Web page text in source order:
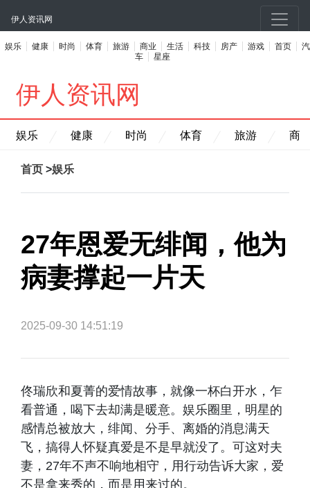
伊人资讯网
娱乐 健康 时尚 体育 旅游 商业 生活 科技 房产 游戏 首页
汽
车
星座
伊人资讯网
娱乐 健康 时尚 体育 旅游 商
首页 >娱乐
27年恩爱无绯闻，他为
病妻撑起一片天
2025-09-30 14:51:19
佟瑞欣和夏菁的爱情故事，就像一杯白开水，乍
看普通，喝下去却满是暖意。娱乐圈里，明星的
感情总被放大，绯闻、分手、离婚的消息满天
飞，搞得人怀疑真爱是不是早就没了。可这对夫
妻，27年不声不响地相守，用行动告诉大家，爱
不是拿来秀的，而是用来过的。